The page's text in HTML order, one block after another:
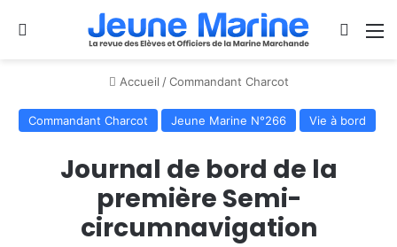
Se connecter
Accueil / Commandant Charcot
Commandant Charcot Jeune Marine N°266 Vie à bord
Journal de bord de la
première Semi-
circumnavigation